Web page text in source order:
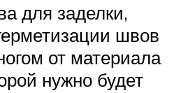
для заделки,
швов
от материала
нужно будет